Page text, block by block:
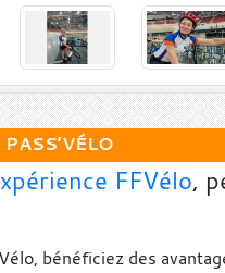
FFVélo,
bénéficiez des